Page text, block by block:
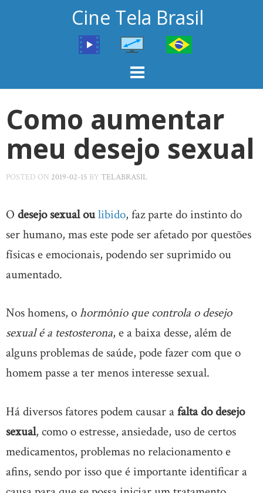
Cine Tela Brasil
Como aumentar
meu desejo sexual
POSTED ON 2019-02-15 BY TELABRASIL
O desejo sexual oulibido, faz parte do instinto do
ser humano, mas este pode ser afetado por questões
físicas e emocionais, podendo ser suprimido ou
aumentado.
Nos homens, ohormônio que controla o desejo
sexual é a testosterona, e a baixa desse, além de
alguns problemas de saúde, pode fazer com que o
homem passe a ter menos interesse sexual.
Há diversos fatores podem causar afalta do desejo
sexual, como o estresse, ansiedade, uso de certos
medicamentos, problemas no relacionamento e
afins, sendo por isso que é importante identificar a